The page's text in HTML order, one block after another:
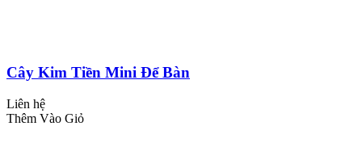
Cây Kim Tiền Mini Để Bàn
Liên hệ
Thêm Vào Giỏ